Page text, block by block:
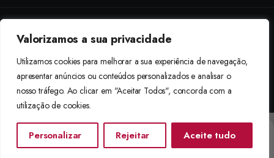
Valorizamos a sua privacidade
Utilizamos cookies para melhorar a sua experiência de navegação,
apresentar anúncios ou conteúdos personalizados e analisar o
nosso tráfego. Ao clicar em "Aceitar Todos", concorda com a
utilização de cookies.
Personalizar Rejeitar Aceite tudo
Aceitamos: Transferência Bancária e Envio à Cobrança
Início Categorias Procurar Lista De Desejos Conta